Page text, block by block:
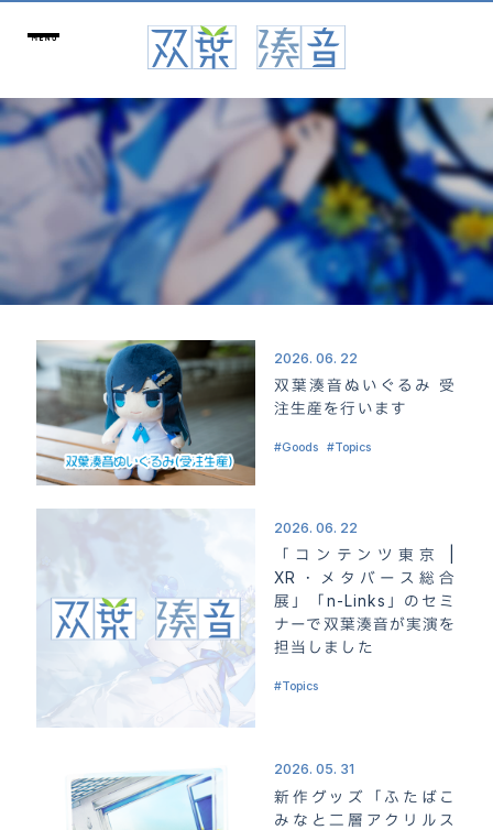
2026. 06. 22
双葉湊音ぬいぐるみ 受
注生産を行います
Goods Topics
2026. 06. 22
「コンテンツ東京 |
XR・メタバース総合
展」「n-Links」のセミ
ナーで双葉湊音が実演を
担当しました
Topics
2026. 05. 31
新作グッズ「ふたばこ
みなと二層アクリルス